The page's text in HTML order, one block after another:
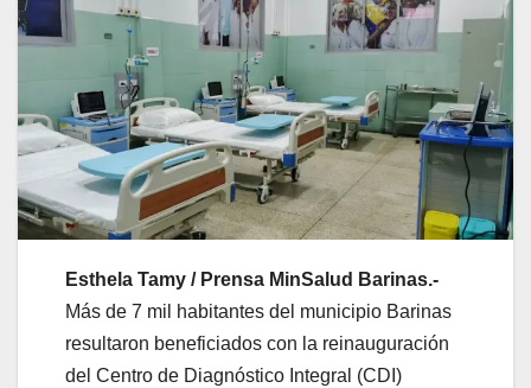
Esthela Tamy / Prensa MinSalud Barinas.-
Más de 7 mil habitantes del municipio Barinas
resultaron beneficiados con la reinauguración
del Centro de Diagnóstico Integral (CDI)